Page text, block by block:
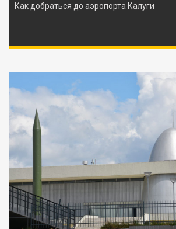
Как добраться до аэропорта Калуги